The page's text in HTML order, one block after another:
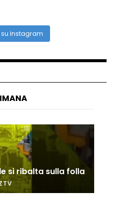
gli F16 intercettano
Instagram
si ribalta sulla folla